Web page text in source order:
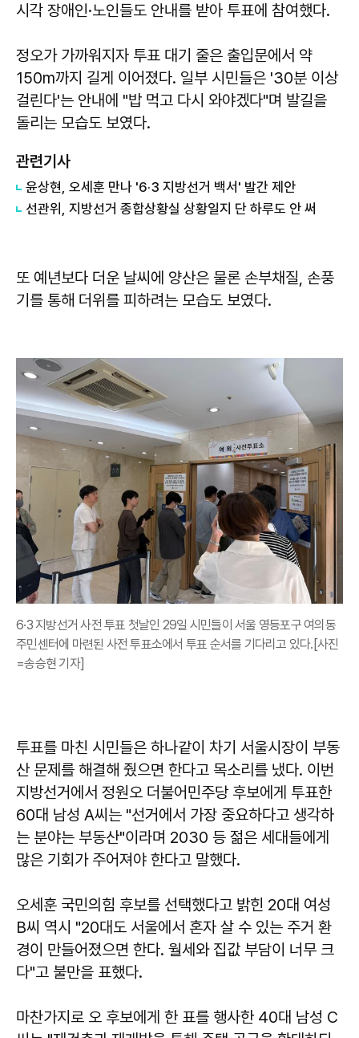
시각 장애인·노인들도 안내를 받아 투표에 참여했다.
정오가 가까워지자 투표 대기 줄은 출입문에서 약
150m까지 길게 이어졌다. 일부 시민들은 '30분 이상
걸린다'는 안내에 "밥 먹고 다시 와야겠다"며 발길을
돌리는 모습도 보였다.
관련기사
윤상현, 오세훈 만나 '6·3 지방선거 백서' 발간 제안
선관위, 지방선거 종합상황실 상황일지 단 하루도 안 써
또 예년보다 더운 날씨에 양산은 물론 손부채질, 손풍
기를 통해 더위를 피하려는 모습도 보였다.
6·3 지방선거 사전 투표 첫날인 29일 시민들이 서울 영등포구 여의동
주민센터에 마련된 사전 투표소에서 투표 순서를 기다리고 있다.[사진
=송승현 기자]
투표를 마친 시민들은 하나같이 차기 서울시장이 부동
산 문제를 해결해 줬으면 한다고 목소리를 냈다. 이번
지방선거에서 정원오 더불어민주당 후보에게 투표한
60대 남성 A씨는 "선거에서 가장 중요하다고 생각하
는 분야는 부동산"이라며 2030 등 젊은 세대들에게
많은 기회가 주어져야 한다고 말했다.
오세훈 국민의힘 후보를 선택했다고 밝힌 20대 여성
B씨 역시 "20대도 서울에서 혼자 살 수 있는 주거 환
경이 만들어졌으면 한다. 월세와 집값 부담이 너무 크
다"고 불만을 표했다.
마찬가지로 오 후보에게 한 표를 행사한 40대 남성 C